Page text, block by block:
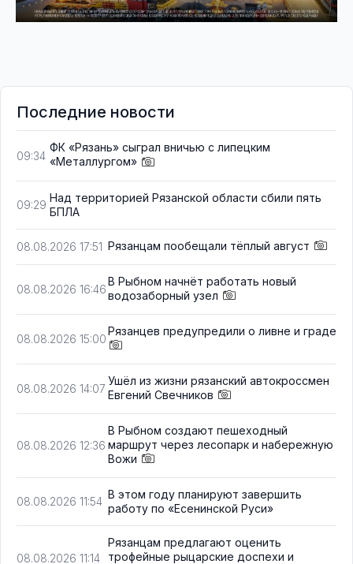
Последние новости
09:34
ФК «Рязань» сыграл вничью с липецким
«Металлургом»
09:29
Над территорией Рязанской области сбили пять
БПЛА
08.08.2026 17:51 Рязанцам пообещали тёплый август
08.08.2026 16:46
В Рыбном начнёт работать новый
водозаборный узел
08.08.2026 15:00
Рязанцев предупредили о ливне и граде
08.08.2026 14:07
Ушёл из жизни рязанский автокроссмен
Евгений Свечников
08.08.2026 12:36
В Рыбном создают пешеходный
маршрут через лесопарк и набережную
Вожи
08.08.2026 11:54
В этом году планируют завершить
работу по «Есенинской Руси»
08.08.2026 11:14
Рязанцам предлагают оценить
трофейные рыцарские доспехи и